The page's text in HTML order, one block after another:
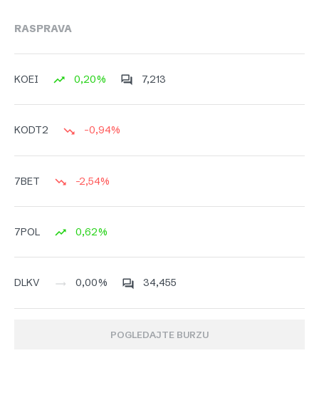
RASPRAVA
KOEI 0,20% 7,213
KODT2 -0,94%
7BET -2,54%
7POL 0,62%
DLKV 0,00% 34,455
POGLEDAJTE BURZU